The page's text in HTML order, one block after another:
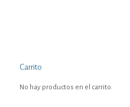
Carrito
No hay productos en el carrito.